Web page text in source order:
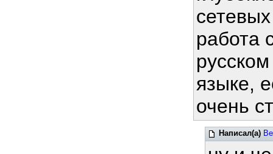
работа
русском
языке,
очень
Написал(а)